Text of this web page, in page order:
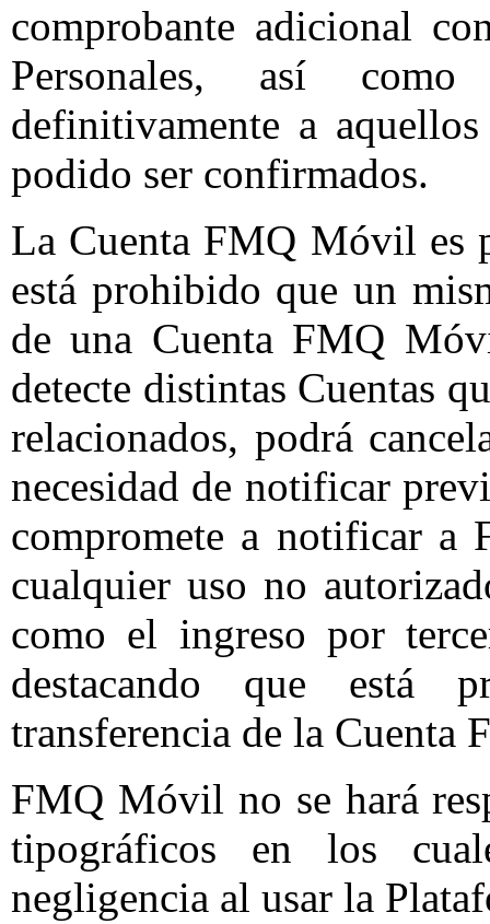
comprobante adicional
Personales, así
definitivamente a
podido ser confirmados.
La Cuenta FMQ Móvil es
está prohibido que un
de una Cuenta FMQ
detecte distintas Cuentas
relacionados, podrá
necesidad de notificar
compromete a notificar a
cualquier uso no
como el ingreso por
destacando que está
transferencia de la Cuenta
FMQ Móvil no se hará
tipográficos en los
negligencia al usar la